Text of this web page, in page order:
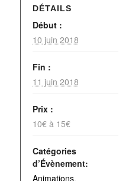
DÉTAILS
Début :
10 juin 2018
Fin :
11 juin 2018
Prix :
10€ à 15€
Catégories
d’Évènement:
Animations,